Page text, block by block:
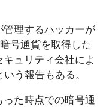
理するハッカーが
号通貨を取得した
ュリティ会社によ
う報告もある。
た時点での暗号通